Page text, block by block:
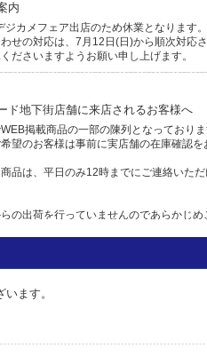
内
カメフェア出店のため休業となります。
せの対応は、7月12日(日)から順次対応
ださいますようお願い申し上げます。
ド地下街店舗に来店されるお客様へ
掲載商品の一部の陳列となっておりま
望のお客様は事前に実店舗の在庫確認を
品は、平日のみ12時までにご連絡いた
の出荷を行っていませんのであらかじめ
Eメール: info@camera-sell-buy.com
ドの不正利用が多発しており、当店で
ます。